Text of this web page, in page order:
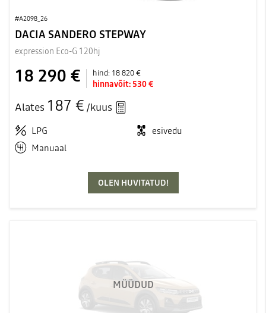
#A2098_26
DACIA SANDERO STEPWAY
expression Eco-G 120hj
18 290 € hind: 18 820 €
hinnavõit: 530 €
Alates 187 € /kuus
LPG
esivedu
Manuaal
OLEN HUVITATUD!
MÜÜDUD